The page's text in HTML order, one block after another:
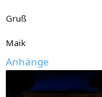
Gruß
Maik
Anhänge